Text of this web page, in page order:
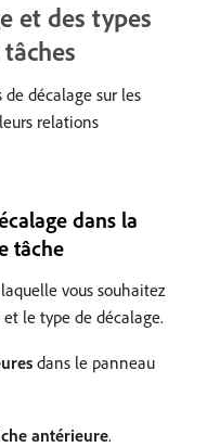
et des types
de décalage sur les
relations
dans la
tâche
vous souhaitez
le type de décalage.
dans le panneau
antérieure.